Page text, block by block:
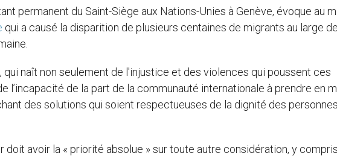
permanent du Saint-Siège aux Nations-Unies à Genève, évoque au
qui a causé la disparition de plusieurs centaines de migrants au large
qui naît non seulement de l'injustice et des violences qui poussent ces
l’incapacité de la part de la communauté internationale à prendre en
des solutions qui soient respectueuses de la dignité des
doit avoir la « priorité absolue » sur toute autre considération, y compris